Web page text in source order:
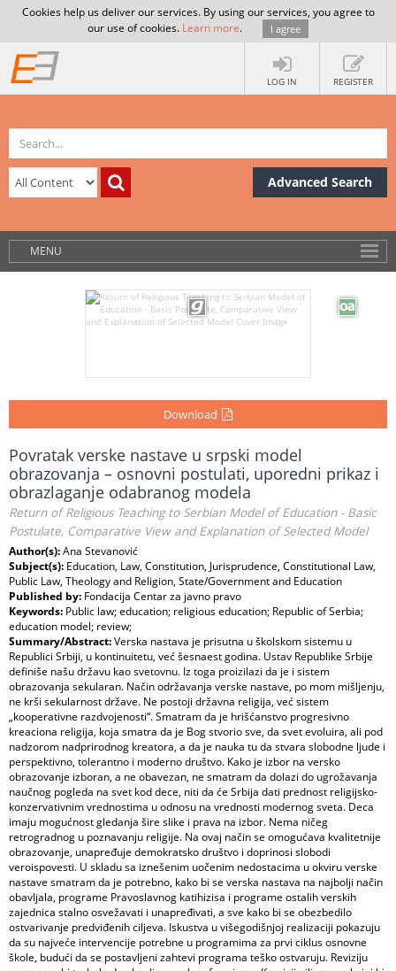
Cookies help us deliver our services. By using our services, you agree to
our use of cookies. Learn more. I agree
LOG IN REGISTER
Advanced Search
MENU
Download
Povratak verske nastave u srpski model
obrazovanja – osnovni postulati, uporedni prikaz i
obrazlaganje odabranog modela
Return of Religious Teaching to Serbian Model of Education - Basic
Postulate, Comparative View and Explanation of Selected Model
Author(s):Ana Stevanović
Subject(s): Education, Law, Constitution, Jurisprudence, Constitutional Law,
Public Law, Theology and Religion, State/Government and Education
Published by: Fondacija Centar za javno pravo
Keywords: Public law; education; religious education; Republic of Serbia;
education model; review;
Summary/Abstract:Verska nastava je prisutna u školskom sistemu u
Republici Srbiji, u kontinuitetu, već šesnaest godina. Ustav Republike Srbije
definiše našu državu kao svetovnu. Iz toga proizilazi da je i sistem
obrazovanja sekularan. Način održavanja verske nastave, po mom mišljenju,
ne krši sekularnost države. Ne postoji državna religija, već sistem
„kooperativne razdvojenosti“. Smatram da je hrišćanstvo progresivno
kreaciona religija, koja smatra da je Bog stvorio sve, da svet evoluira, ali pod
nadzorom nadprirodnog kreatora, a da je nauka tu da stvara slobodne ljude i
perspektivno, tolerantno i moderno društvo. Kako je izbor na versko
obrazovanje izboran, a ne obavezan, ne smatram da dolazi do ugrožavanja
naučnog pogleda na svet kod dece, niti da će Srbija dati prednost religijsko-
konzervativnim vrednostima u odnosu na vrednosti modernog sveta. Deca
imaju mogućnost gledanja šire slike i prava na izbor. Nema ničeg
retrogradnog u poznavanju religije. Na ovaj način se omogućava kvalitetnije
obrazovanje, unapređuje demokratsko društvo i doprinosi slobodi
veroispovesti. U skladu sa iznešenim uočenim nedostacima u okviru verske
nastave smatram da je potrebno, kako bi se verska nastava na najbolji način
obavljala, programe Pravoslavnog katihizisa i programe ostalih verskih
zajednica stalno osvežavati i unapređivati, a sve kako bi se obezbedilo
ostvarivanje predviđenih ciljeva. Iskustva u višegodišnjoj realizaciji pokazuju
da su najveće intervencije potrebne u programima za prvi ciklus osnovne
škole, budući da se postavljeni zahtevi programa teško ostvaruju. Reviziju